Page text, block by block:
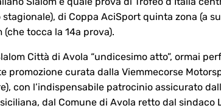
di Coppa AciSport quinta zona (a
(che tocca la 14a prova).
Città di Avola “undicesimo atto”, ormai
promozione curata dalla Viemmecorse
con l’indispensabile patrocinio assicurato
dal Comune di Avola retto dal sindaco